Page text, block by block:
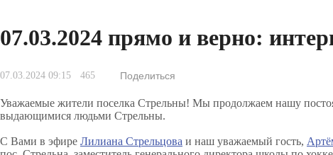
07.03.2024 прямо и верно:
07.03.2024 09:15 465 Поделиться
Уважаемые жители поселка Стрельны! Мы продолжаем нашу
выдающимися людьми Стрельны.
С Вами в эфире Лилиана Стрельцова и наш уважаемый гость,